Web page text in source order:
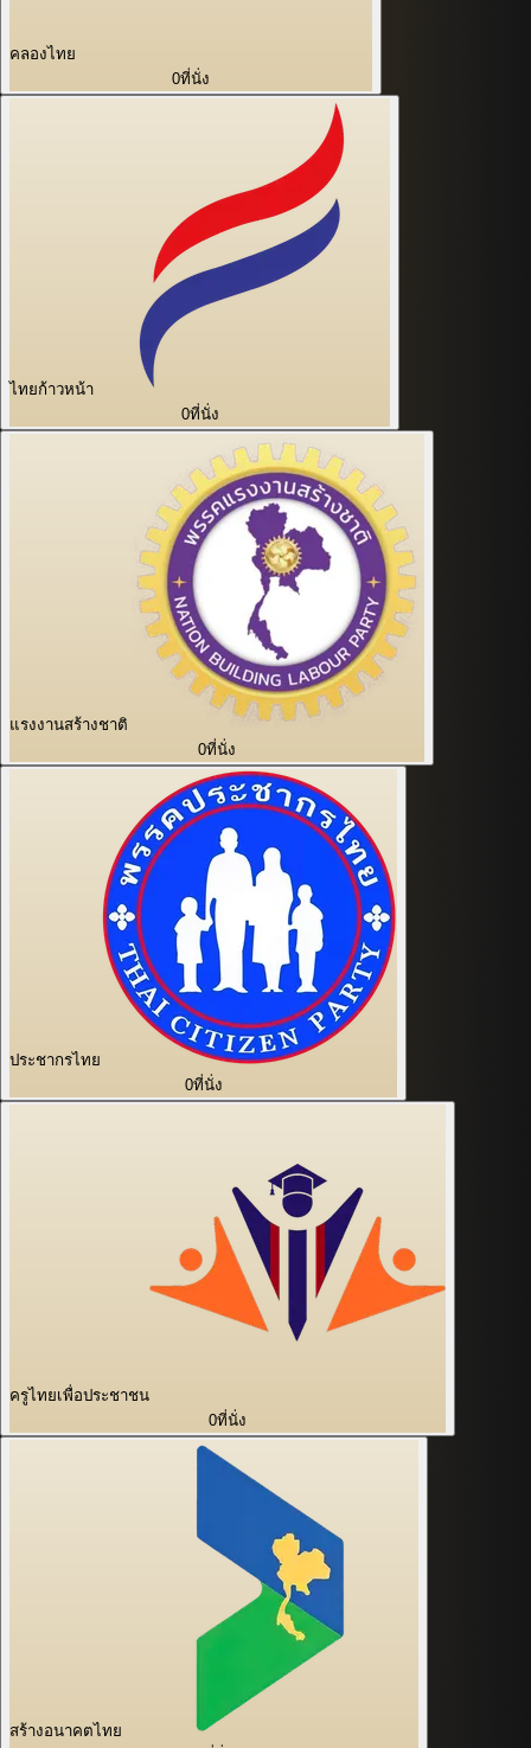
คลองไทย
0ที่นั่ง
ไทยก้าวหน้า
0ที่นั่ง
แรงงานสร้างชาติ
0ที่นั่ง
ประชากรไทย
0ที่นั่ง
ครูไทยเพื่อประชาชน
0ที่นั่ง
สร้างอนาคตไทย